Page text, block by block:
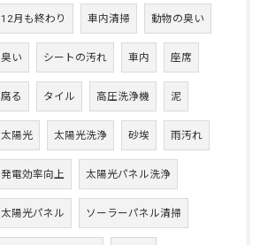
12月も終わり 車内清掃 動物の臭い
臭い シートの汚れ 車内 座席
腐る タイル 高圧洗浄機 泥
太陽光 太陽光洗浄 砂埃 雨汚れ
発電効率向上 太陽光パネル洗浄
太陽光パネル ソーラーパネル清掃